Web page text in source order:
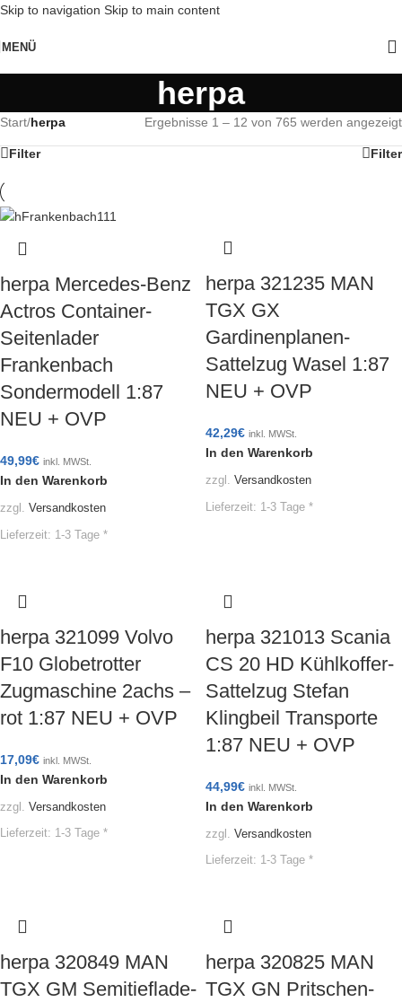
Skip to navigation Skip to main content
MENÜ
herpa
Start/herpa Ergebnisse 1 – 12 von 765 werden angezeigt
Filter Filter
herpa Mercedes-Benz
Actros Container-
Seitenlader
Frankenbach
Sondermodell 1:87
NEU + OVP
49,99€ inkl. MWSt.
In den Warenkorb
zzgl. Versandkosten
Lieferzeit: 1-3 Tage *
herpa 321235 MAN
TGX GX
Gardinenplanen-
Sattelzug Wasel 1:87
NEU + OVP
42,29€ inkl. MWSt.
In den Warenkorb
zzgl. Versandkosten
Lieferzeit: 1-3 Tage *
herpa 321099 Volvo
F10 Globetrotter
Zugmaschine 2achs –
rot 1:87 NEU + OVP
17,09€ inkl. MWSt.
In den Warenkorb
zzgl. Versandkosten
Lieferzeit: 1-3 Tage *
herpa 321013 Scania
CS 20 HD Kühlkoffer-
Sattelzug Stefan
Klingbeil Transporte
1:87 NEU + OVP
44,99€ inkl. MWSt.
In den Warenkorb
zzgl. Versandkosten
Lieferzeit: 1-3 Tage *
herpa 320849 MAN
TGX GM Semitieflade-
herpa 320825 MAN
TGX GN Pritschen-